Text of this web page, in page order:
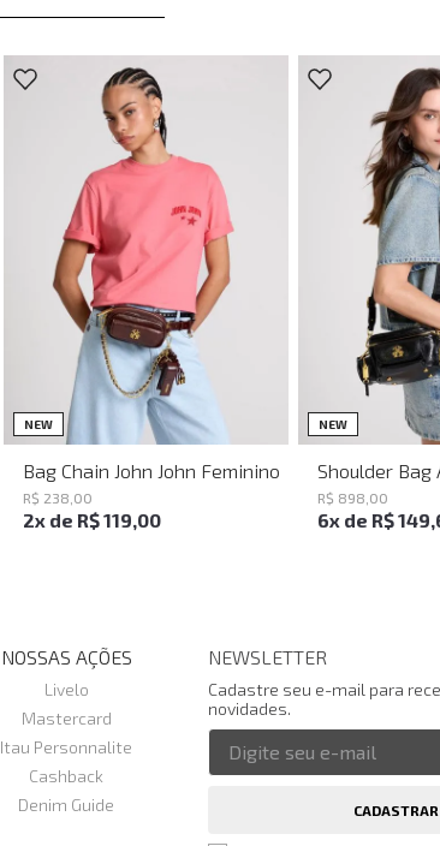
NEW UN
Bag Chain John John Feminino
R$ 238 00
2x de R$119,00
NEW
R$ 898 00
6x de R$149,
NOSSAS AÇÕES
Livelo
Mastercard
Itau Personnalite
Cashback
Denim Guide
NEWSLETTER
Cadastre seu e-mail para
novidades.
CADASTRAR